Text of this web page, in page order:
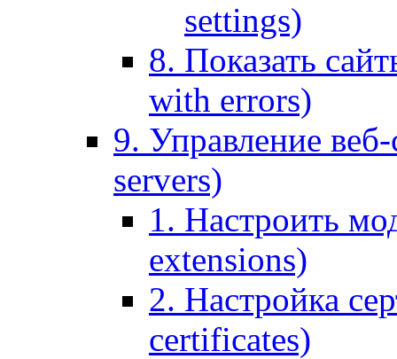
settings)
8. Показать
with errors)
9. Управление
servers)
1. Настроить
extensions)
2. Настройка
certificates)